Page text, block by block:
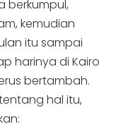
berkumpul,
kemudian
itu sampai
harinya di Kairo
bertambah.
hal itu,